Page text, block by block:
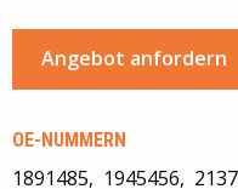
Angebot anfordern
OE-NUMMERN
1891485 1945456